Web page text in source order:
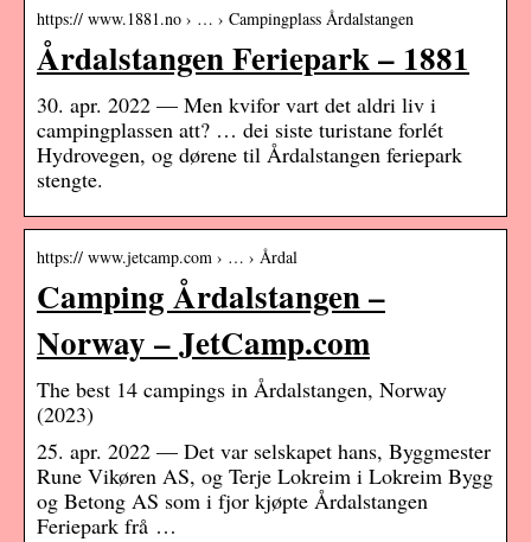
https:// www.1881.no › … › Campingplass Årdalstangen
Årdalstangen Feriepark – 1881
30. apr. 2022 — Men kvifor vart det aldri liv i
campingplassen att? … dei siste turistane forlét
Hydrovegen, og dørene til Årdalstangen feriepark
stengte.
https:// www.jetcamp.com › … › Årdal
Camping Årdalstangen –
Norway – JetCamp.com
The best 14 campings in Årdalstangen, Norway
(2023)
25. apr. 2022 — Det var selskapet hans, Byggmester
Rune Vikøren AS, og Terje Lokreim i Lokreim Bygg
og Betong AS som i fjor kjøpte Årdalstangen
Feriepark frå …